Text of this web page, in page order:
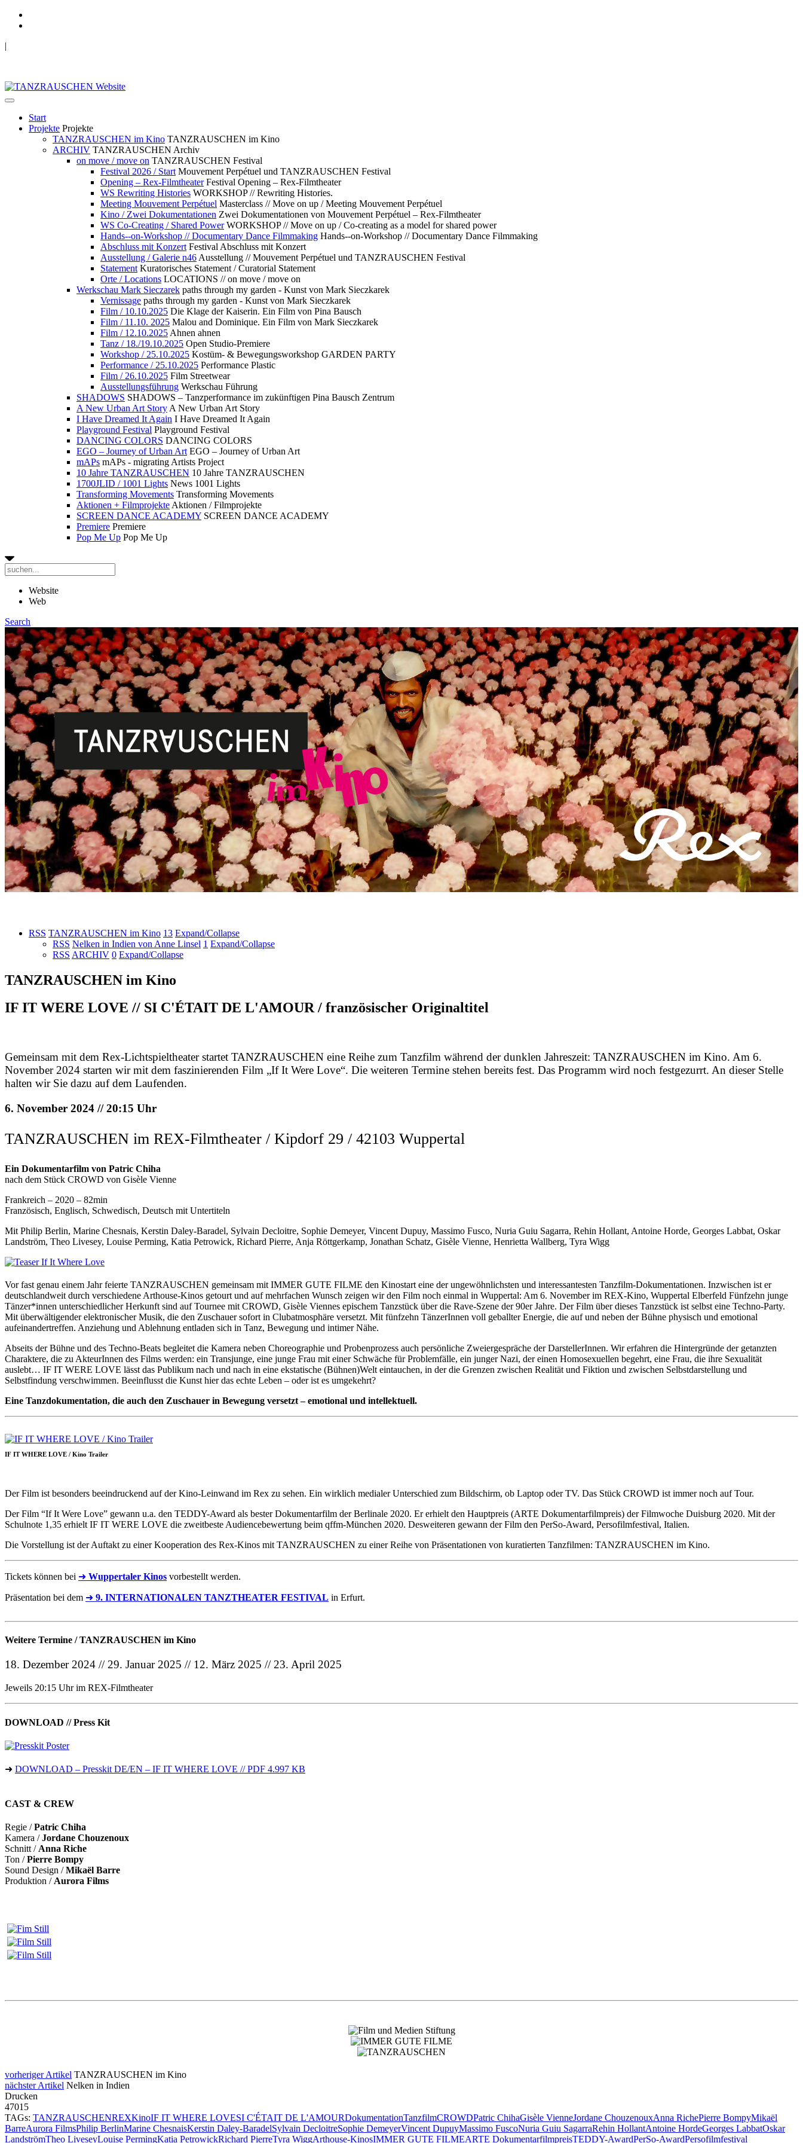
|
Start
Projekte Projekte
TANZRAUSCHEN im Kino TANZRAUSCHEN im Kino
ARCHIV TANZRAUSCHEN Archiv
on move / move on TANZRAUSCHEN Festival
Festival 2026 / Start Mouvement Perpétuel und TANZRAUSCHEN Festival
Opening – Rex-Filmtheater Festival Opening – Rex-Filmtheater
WS Rewriting Histories WORKSHOP // Rewriting Histories.
Meeting Mouvement Perpétuel Masterclass // Move on up / Meeting Mouvement Perpétuel
Kino / Zwei Dokumentationen Zwei Dokumentationen von Mouvement Perpétuel – Rex-Filmtheater
WS Co-Creating / Shared Power WORKSHOP // Move on up / Co-creating as a model for shared power
Hands--on-Workshop // Documentary Dance Filmmaking Hands--on-Workshop // Documentary Dance Filmmaking
Abschluss mit Konzert Festival Abschluss mit Konzert
Ausstellung / Galerie n46 Ausstellung // Mouvement Perpétuel und TANZRAUSCHEN Festival
Statement Kuratorisches Statement / Curatorial Statement
Orte / Locations LOCATIONS // on move / move on
Werkschau Mark Sieczarek paths through my garden - Kunst von Mark Sieczkarek
Vernissage paths through my garden - Kunst von Mark Sieczkarek
Film / 10.10.2025 Die Klage der Kaiserin. Ein Film von Pina Bausch
Film / 11.10. 2025 Malou and Dominique. Ein Film von Mark Sieczkarek
Film / 12.10.2025 Ahnen ahnen
Tanz / 18./19.10.2025 Open Studio-Premiere
Workshop / 25.10.2025 Kostüm- & Bewegungsworkshop GARDEN PARTY
Performance / 25.10.2025 Performance Plastic
Film / 26.10.2025 Film Streetwear
Ausstellungsführung Werkschau Führung
SHADOWS SHADOWS – Tanzperformance im zukünftigen Pina Bausch Zentrum
A New Urban Art Story A New Urban Art Story
I Have Dreamed It Again I Have Dreamed It Again
Playground Festival Playground Festival
DANCING COLORS DANCING COLORS
EGO – Journey of Urban Art EGO – Journey of Urban Art
mAPs mAPs - migrating Artists Project
10 Jahre TANZRAUSCHEN 10 Jahre TANZRAUSCHEN
1700JLID / 1001 Lights News 1001 Lights
Transforming Movements Transforming Movements
Aktionen + Filmprojekte Aktionen / Filmprojekte
SCREEN DANCE ACADEMY SCREEN DANCE ACADEMY
Premiere Premiere
Pop Me Up Pop Me Up
Website
Web
Search
RSS TANZRAUSCHEN im Kino 13 Expand/Collapse
RSS Nelken in Indien von Anne Linsel 1 Expand/Collapse
RSS ARCHIV 0 Expand/Collapse
TANZRAUSCHEN im Kino
IF IT WERE LOVE // SI C'ÉTAIT DE L'AMOUR / französischer Originaltitel
Gemeinsam mit dem Rex-Lichtspieltheater startet TANZRAUSCHEN eine Reihe zum Tanzfilm während der dunklen Jahreszeit: TANZRAUSCHEN im Kino. Am 6.
November 2024 starten wir mit dem faszinierenden Film „If It Were Love“. Die weiteren Termine stehen bereits fest. Das Programm wird noch festgezurrt. An dieser Stelle
halten wir Sie dazu auf dem Laufenden.
6. November 2024 // 20:15 Uhr
TANZRAUSCHEN im REX-Filmtheater / Kipdorf 29 / 42103 Wuppertal
Ein Dokumentarfilm von Patric Chiha
nach dem Stück CROWD von Gisèle Vienne
Frankreich – 2020 – 82min
Französisch, Englisch, Schwedisch, Deutsch mit Untertiteln
Mit Philip Berlin, Marine Chesnais, Kerstin Daley-Baradel, Sylvain Decloitre, Sophie Demeyer, Vincent Dupuy, Massimo Fusco, Nuria Guiu Sagarra, Rehin Hollant, Antoine Horde, Georges Labbat, Oskar
Landström, Theo Livesey, Louise Perming, Katia Petrowick, Richard Pierre, Anja Röttgerkamp, Jonathan Schatz, Gisèle Vienne, Henrietta Wallberg, Tyra Wigg
Vor fast genau einem Jahr feierte TANZRAUSCHEN gemeinsam mit IMMER GUTE FILME den Kinostart eine der ungewöhnlichsten und interessantesten Tanzfilm-Dokumentationen. Inzwischen ist er
deutschlandweit durch verschiedene Arthouse-Kinos getourt und auf mehrfachen Wunsch zeigen wir den Film noch einmal in Wuppertal: Am 6. November im REX-Kino, Wuppertal Elberfeld Fünfzehn junge
Tänzer*innen unterschiedlicher Herkunft sind auf Tournee mit CROWD, Gisèle Viennes epischem Tanzstück über die Rave-Szene der 90er Jahre. Der Film über dieses Tanzstück ist selbst eine Techno-Party.
Mit überwältigender elektronischer Musik, die den Zuschauer sofort in Clubatmosphäre versetzt. Mit fünfzehn TänzerInnen voll geballter Energie, die auf und neben der Bühne physisch und emotional
aufeinandertreffen. Anziehung und Ablehnung entladen sich in Tanz, Bewegung und intimer Nähe.
Abseits der Bühne und des Techno-Beats begleitet die Kamera neben Choreographie und Probenprozess auch persönliche Zweiergespräche der DarstellerInnen. Wir erfahren die Hintergründe der getanzten
Charaktere, die zu AkteurInnen des Films werden: ein Transjunge, eine junge Frau mit einer Schwäche für Problemfälle, ein junger Nazi, der einen Homosexuellen begehrt, eine Frau, die ihre Sexualität
auslebt… IF IT WERE LOVE lässt das Publikum nach und nach in eine ekstatische (Bühnen)Welt eintauchen, in der die Grenzen zwischen Realität und Fiktion und zwischen Selbstdarstellung und
Selbstfindung verschwimmen. Beeinflusst die Kunst hier das echte Leben – oder ist es umgekehrt?
Eine Tanzdokumentation, die auch den Zuschauer in Bewegung versetzt – emotional und intellektuell.
IF IT WHERE LOVE / Kino Trailer
Der Film ist besonders beeindruckend auf der Kino-Leinwand im Rex zu sehen. Ein wirklich medialer Unterschied zum Bildschirm, ob Laptop oder TV. Das Stück CROWD ist immer noch auf Tour.
Der Film “If It Were Love” gewann u.a. den TEDDY-Award als bester Dokumentarfilm der Berlinale 2020. Er erhielt den Hauptpreis (ARTE Dokumentarfilmpreis) der Filmwoche Duisburg 2020. Mit der
Schulnote 1,35 erhielt IF IT WERE LOVE die zweitbeste Audiencebewertung beim qffm-München 2020. Desweiteren gewann der Film den PerSo-Award, Persofilmfestival, Italien.
Die Vorstellung ist der Auftakt zu einer Kooperation des Rex-Kinos mit TANZRAUSCHEN zu einer Reihe von Präsentationen von kuratierten Tanzfilmen: TANZRAUSCHEN im Kino.
Tickets können bei ➜ Wuppertaler Kinos vorbestellt werden.
Präsentation bei dem ➜ 9. INTERNATIONALEN TANZTHEATER FESTIVAL in Erfurt.
Weitere Termine / TANZRAUSCHEN im Kino
18. Dezember 2024 // 29. Januar 2025 // 12. März 2025 // 23. April 2025
Jeweils 20:15 Uhr im REX-Filmtheater
DOWNLOAD // Press Kit
➜ DOWNLOAD – Presskit DE/EN – IF IT WHERE LOVE // PDF 4.997 KB
CAST & CREW
Regie /Patric Chiha
Kamera /Jordane Chouzenoux
Schnitt / Anna Riche
Ton /Pierre Bompy
Sound Design /Mikaël Barre
Produktion / Aurora Films
vorheriger Artikel TANZRAUSCHEN im Kino
nächster Artikel Nelken in Indien
Drucken
47015
TAGs: TANZRAUSCHENREXKinoIF IT WHERE LOVESI C'ÉTAIT DE L'AMOURDokumentationTanzfilmCROWDPatric ChihaGisèle VienneJordane ChouzenouxAnna RichePierre BompyMikaël
BarreAurora FilmsPhilip BerlinMarine ChesnaisKerstin Daley-BaradelSylvain DecloitreSophie DemeyerVincent DupuyMassimo FuscoNuria Guiu SagarraRehin HollantAntoine HordeGeorges LabbatOskar
LandströmTheo LiveseyLouise PermingKatia PetrowickRichard PierreTyra WiggArthouse-KinosIMMER GUTE FILMEARTE DokumentarfilmpreisTEDDY-AwardPerSo-AwardPersofilmfestival